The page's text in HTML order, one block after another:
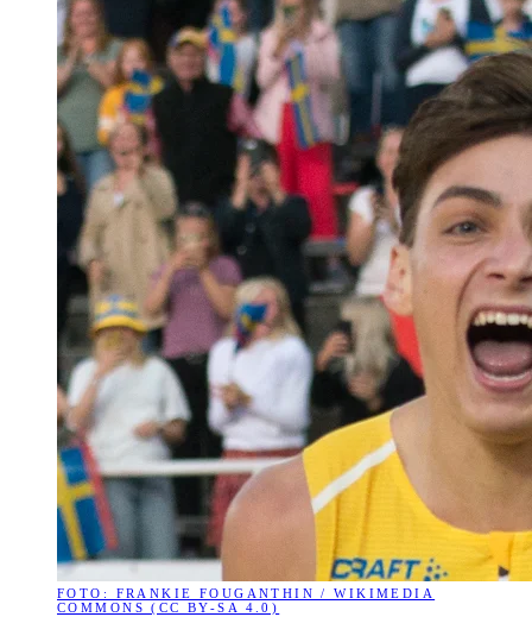
FOTO: FRANKIE FOUGANTHIN / WIKIMEDIA
COMMONS (CC BY-SA 4.0)